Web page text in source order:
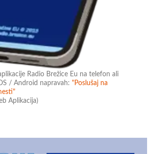
Radio Brežice Eu na telefon ali
/ Android napravah:"Poslušaj na
Aplikacija)